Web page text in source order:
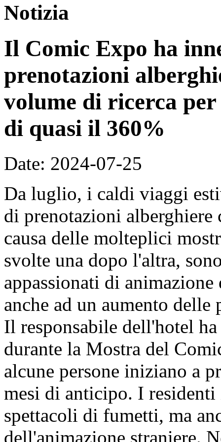
Notizia
Il Comic Expo ha
prenotazioni
volume di ricerca
di quasi il 360%
Date: 2024-07-25
Da luglio, i caldi viaggi
di prenotazioni alberghiere
causa delle molteplici
svolte una dopo l'altra,
appassionati di
anche ad un aumento
Il responsabile dell'hotel
durante la Mostra del
alcune persone iniziano a
mesi di anticipo. I
spettacoli di fumetti, ma
dell'animazione straniere.